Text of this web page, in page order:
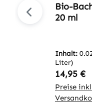
Bio-
20 ml
Inhalt:
Liter)
14,95 €
Preise